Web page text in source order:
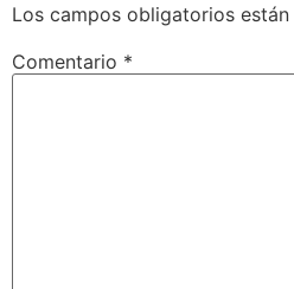
Los campos obligatorios
Comentario *